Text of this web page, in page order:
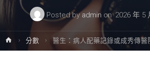
Posted by admin on 2026 年 5
Home分數 醫生：病人配藥記錄或成秀傳醫